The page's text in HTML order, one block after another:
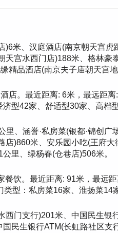
)6米、汉庭酒店(南京朝天宫
天宫水西门店)188米、格林豪
精品酒店(南京夫子庙朝天宫
店。最近距离: 6米，最远距
型42家、舒适型30家、高档
里、涵誉·私房菜(银都·锦创
店)860米、安乐园小吃(王府
里、绿杨春(仓巷店)506米。
餐饮。最近距离: 91米，最远
类型：私房菜16家、淮扬菜14
西门支行)201米、中国民生
民生银行ATM(长虹路社区支